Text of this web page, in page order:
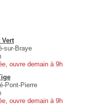
Vert
sur-Braye
ouvre demain à 9h
Pont-Pierre
ouvre demain à 9h